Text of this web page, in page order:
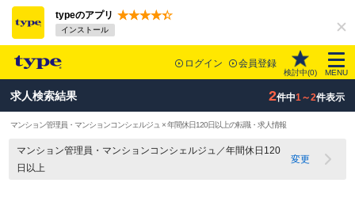
typeのアプリ
インストール
ログイン 会員登録
検討中(0) MENU
求人検索結果 2件中1～2件表示
マンション管理員・マンションコンシェルジュ × 年間休日120日以上の転職・求人情報
マンション管理員・マンションコンシェルジュ／年間休日120
日以上
変更